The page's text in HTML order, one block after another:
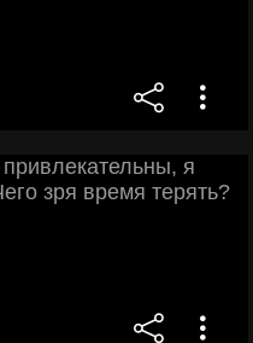
я
зря время терять?